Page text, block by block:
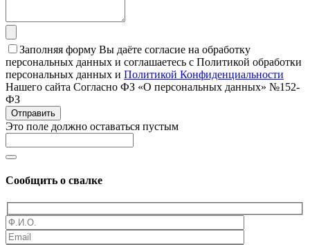
Заполняя форму Вы даёте согласие на обработку
персональных данных и соглашаетесь с Политикой обработки
персональных данных и Политикой Конфиденциальности
Нашего сайта Согласно ФЗ «О персональных данных» №152-
ФЗ
Отправить
Это поле должно оставаться пустым
Сообщить о свалке